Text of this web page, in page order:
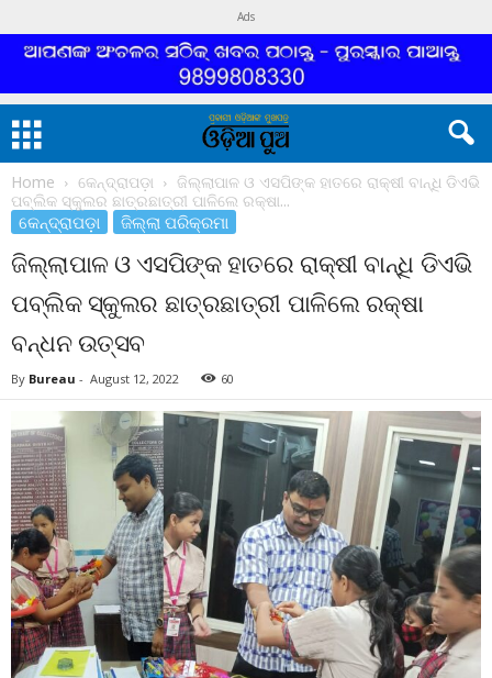
Ads
Home କେନ୍ଦ୍ରାପଡ଼ା
ଜିଲ୍ଲାପାଳ ଓ ଏସପିଙ୍କ ହାତରେ ରାକ୍ଷୀ ବାନ୍ଧି ଡିଏଭି
ପବ୍ଲିକ ସ୍କୁଲର ଛାତ୍ରଛାତ୍ରୀ ପାଳିଲେ ରକ୍ଷା...
କେନ୍ଦ୍ରାପଡ଼ା ଜିଲ୍ଲା ପରିକ୍ରମା
ଜିଲ୍ଲାପାଳ ଓ ଏସପିଙ୍କ ହାତରେ ରାକ୍ଷୀ ବାନ୍ଧି ଡିଏଭି
ପବ୍ଲିକ ସ୍କୁଲର ଛାତ୍ରଛାତ୍ରୀ ପାଳିଲେ ରକ୍ଷା
ବନ୍ଧନ ଉତ୍ସବ
By Bureau - August 12, 2022 60